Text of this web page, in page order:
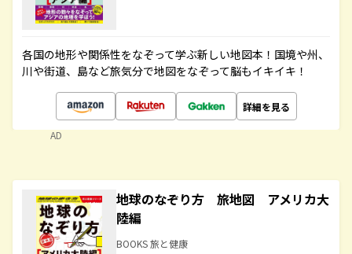
各国の地形や関係性をなぞって学ぶ新しい地図本！国境や州、
川や街道、島など旅気分で地図をなぞって脳もイキイキ！
詳細を見る
AD
地球のなぞり方 旅地図 アメリカ大
陸編
BOOKS 旅と健康